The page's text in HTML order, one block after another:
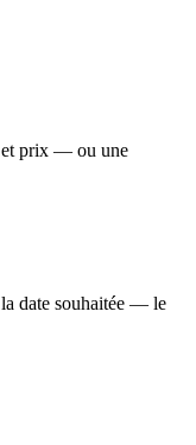
et prix — ou une
la date souhaitée — le